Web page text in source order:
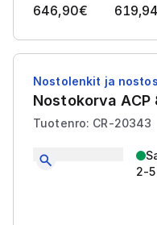
646,90€
Nostolenkit ja
Nostokorva ACP
Tuotenro: CR-20343
2-